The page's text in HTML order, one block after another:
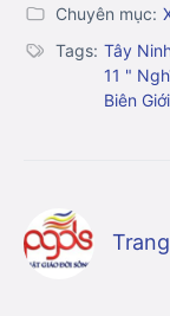
Chuyên mục:
Tags: Tây
11 "
Biên